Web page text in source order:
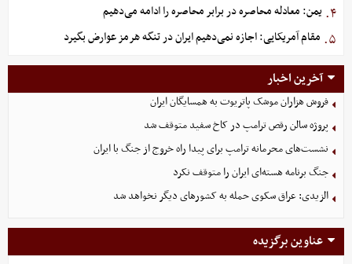
۴. یمن: معادله محاصره در برابر محاصره را ادامه می‌دهیم
۵. مقام آمریکایی: اجازه نمی‌دهیم ایران در تنگه هرمز عوارض بگیرد
آخرین اخبار
فروش هزاران موشک پاتریوت به همسایگان ایران
پروژه سالن رقص ترامپ در کاخ سفید متوقف شد
نشست‌های محرمانه ترامپ برای پیدا راه خروج از جنگ با ایران
جنگ برنامه هسته‌ای ایران را متوقف نکرد
الزیدی: عراق سکوی حمله به کشورهای دیگر نخواهد شد
عناوین برگزیده